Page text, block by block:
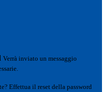
Verrà inviato un messaggio
Effettua il reset della password